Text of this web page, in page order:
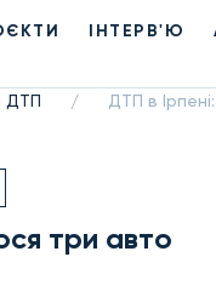
ІНТЕРВ'Ю
ДТП / ДТП в
три авто